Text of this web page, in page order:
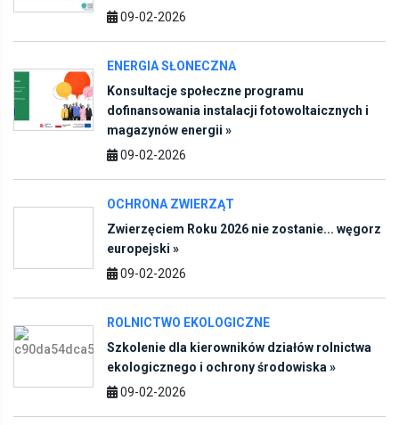
09-02-2026
ENERGIA SŁONECZNA
Konsultacje społeczne programu
dofinansowania instalacji fotowoltaicznych i
magazynów energii »
09-02-2026
OCHRONA ZWIERZĄT
Zwierzęciem Roku 2026 nie zostanie... węgorz
europejski »
09-02-2026
ROLNICTWO EKOLOGICZNE
Szkolenie dla kierowników działów rolnictwa
ekologicznego i ochrony środowiska »
09-02-2026